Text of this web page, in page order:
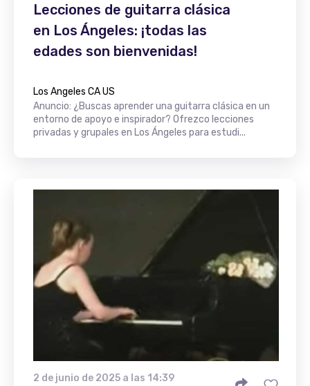
Lecciones de guitarra clásica
en Los Ángeles: ¡todas las
edades son bienvenidas!
Los Angeles CA US
Anuncio: ¿Buscas aprender una guitarra clásica en un
entorno de apoyo e inspirador? Ofrezco lecciones
privadas y grupales en Los Ángeles para estudi...
2 de junio de 2025 a las 14:39